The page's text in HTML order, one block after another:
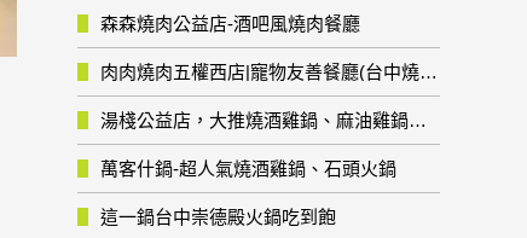
森森燒肉公益店-酒吧風燒肉餐廳
肉肉燒肉五權西店|寵物友善餐廳(台中燒肉推薦)
湯棧公益店，大推燒酒雞鍋、麻油雞鍋暖暖有夠補
萬客什鍋-超人氣燒酒雞鍋、石頭火鍋
這一鍋台中崇德殿火鍋吃到飽